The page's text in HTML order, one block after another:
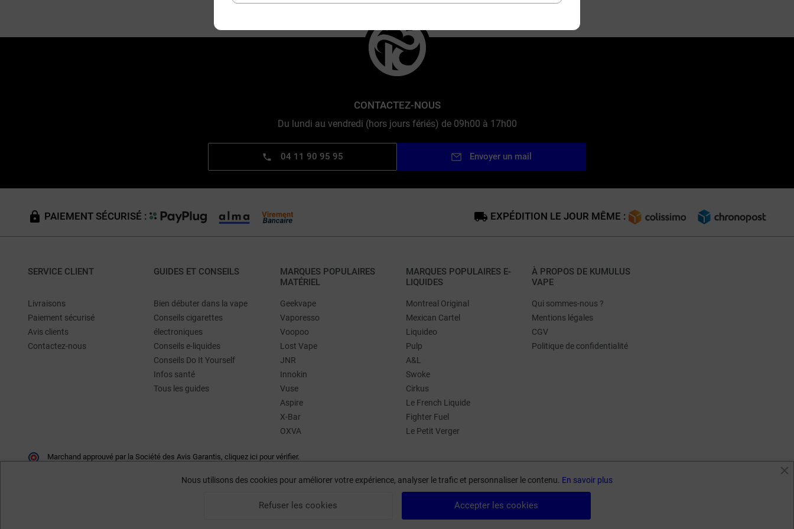
CONTACTEZ-NOUS
Du lundi au vendredi (hors jours fériés) de 09h00 à 17h00
04 11 90 95 95 Envoyer un mail
PAIEMENT SÉCURISÉ : EXPÉDITION LE JOUR MÊME :
SERVICE CLIENT
Livraisons
Paiement sécurisé
Avis clients
Contactez-nous
GUIDES ET CONSEILS
Bien débuter dans la vape
Conseils cigarettes
électroniques
Conseils e-liquides
Conseils Do It Yourself
Infos santé
Tous les guides
MARQUES POPULAIRES
MATÉRIEL
Geekvape
Vaporesso
Voopoo
Lost Vape
JNR
Innokin
Vuse
Aspire
X-Bar
OXVA
MARQUES POPULAIRES E-
LIQUIDES
Montreal Original
Mexican Cartel
Liquideo
Pulp
A&L
Swoke
Cirkus
Le French Liquide
Fighter Fuel
Le Petit Verger
À PROPOS DE KUMULUS
VAPE
Qui sommes-nous ?
Mentions légales
CGV
Politique de confidentialité
Marchand approuvé par la Société des Avis Garantis, cliquez ici pour vérifier.
Nous utilisons des cookies pour améliorer votre expérience, analyser le trafic et personnaliser le contenu. En savoir plus
Accepter les cookies
Refuser les cookies